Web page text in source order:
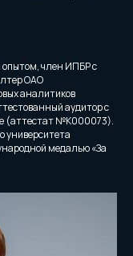
член ИПБР с
ОАО
аналитиков
аудитор с
(аттестат №К000073).
университета
медалью «За